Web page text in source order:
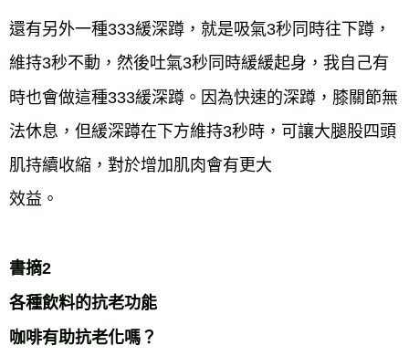
還有另外一種333緩深蹲，就是吸氣3秒同時往下蹲，
維持3秒不動，然後吐氣3秒同時緩緩起身，我自己有
時也會做這種333緩深蹲。因為快速的深蹲，膝關節無
法休息，但緩深蹲在下方維持3秒時，可讓大腿股四頭
肌持續收縮，對於增加肌肉會有更大
效益。
書摘2
各種飲料的抗老功能
咖啡有助抗老化嗎？